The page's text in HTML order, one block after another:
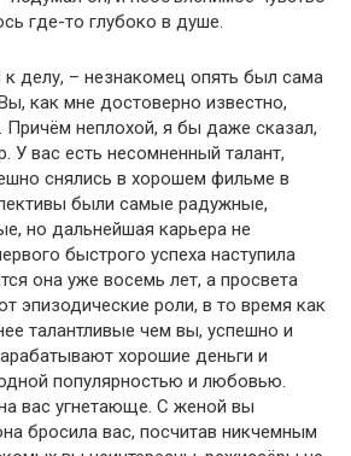
где-то глубоко в душе.
к делу, – незнакомец опять был сама
как мне достоверно известно,
Причём неплохой, я бы даже сказал,
У вас есть несомненный талант,
снялись в хорошем фильме в
были самые радужные,
но дальнейшая карьера не
быстрого успеха наступила
она уже восемь лет, а просвета
эпизодические роли, в то время как
талантливые чем вы, успешно и
хорошие деньги и
популярностью и любовью.
вас угнетающе. С женой вы
бросила вас, посчитав никчемным